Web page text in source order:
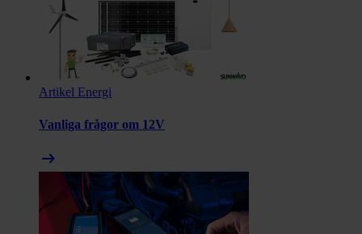
Artikel Energi
Vanliga frågor om 12V
arrow_right_alt